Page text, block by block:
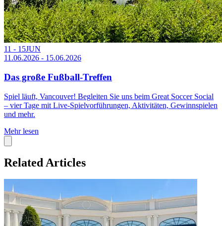
11 - 15JUN
11.06.2026 - 15.06.2026
Das große Fußball-Treffen
Spiel läuft, Vancouver! Begleiten Sie uns beim Great Soccer Social
– vier Tage mit Live-Spielvorführungen, Aktivitäten, Gewinnspielen
und mehr.
Mehr lesen
Related Articles